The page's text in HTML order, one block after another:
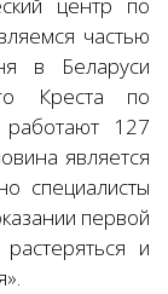
центр по
частью
в Беларуси
Креста по
127
является
специалисты
первой
и